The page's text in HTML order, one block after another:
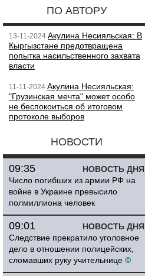
ПО АВТОРУ
13-11-2024 Акулина Несияльская: В
Кыргызстане предотвращена
попытка насильственного захвата
власти
11-11-2024 Акулина Несияльская:
"Грузинская мечта" может особо
не беспокоиться об итоговом
протоколе выборов
НОВОСТИ
НОВОСТЬ ДНЯ
09:35
Число погибших из армии РФ на
войне в Украине превысило
полмиллиона человек
НОВОСТЬ ДНЯ
09:01
Следствие прекратило уголовное
дело в отношении полицейских,
сломавших руку учительнице ©